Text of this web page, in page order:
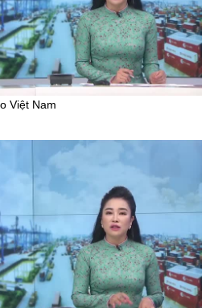
Việt Nam